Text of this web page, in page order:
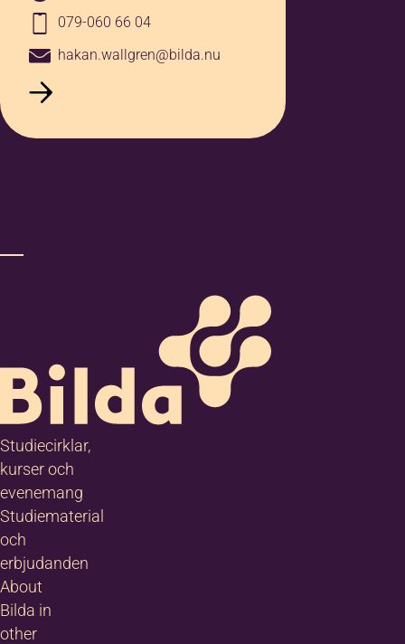
079-060 66 04
hakan.wallgren@bilda.nu
Studiecirklar,
kurser och
evenemang
Studiematerial
och
erbjudanden
About
Bilda in
other